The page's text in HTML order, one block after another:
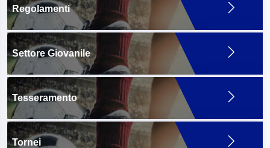
Regolamenti
Settore Giovanile
Tesseramento
Tornei